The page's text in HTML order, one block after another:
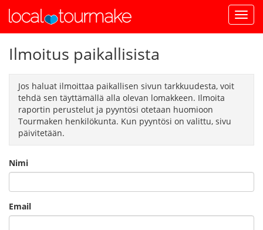
Ilmoitus paikallisista
Jos haluat ilmoittaa paikallisen sivun tarkkuudesta, voit
tehdä sen täyttämällä alla olevan lomakkeen. Ilmoita
raportin perustelut ja pyyntösi otetaan huomioon
Tourmaken henkilökunta. Kun pyyntösi on valittu, sivu
päivitetään.
Nimi
Email